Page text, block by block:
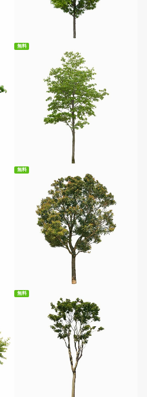
無料ダウンロード
無料
無料ダウンロード
無料
無料ダウンロード
無料
無料ダウンロード